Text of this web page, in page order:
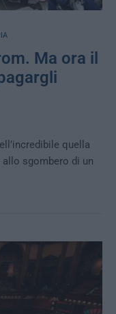
Ma ora il
quella
allo sgombero di un